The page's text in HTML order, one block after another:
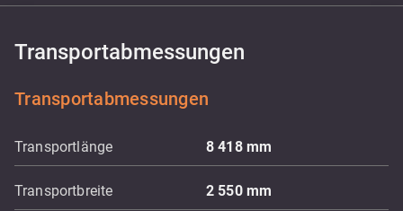
Transportabmessungen
Transportabmessungen
Transportlänge 8 418 mm
Transportbreite 2 550 mm